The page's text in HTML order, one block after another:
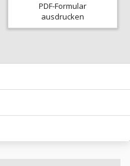
PDF-Formular
ausdrucken